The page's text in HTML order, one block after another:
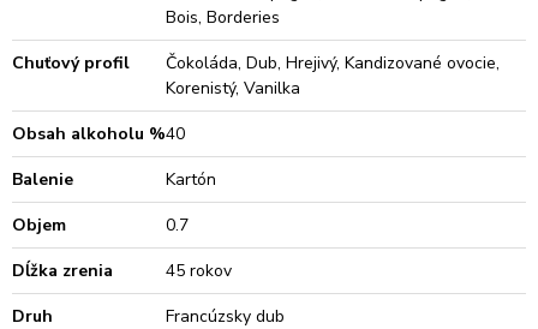
Bois, Borderies
Chuťový profil
Čokoláda, Dub, Hrejivý, Kandizované ovocie,
Korenistý, Vanilka
Obsah alkoholu %40
Balenie
Kartón
Objem
0.7
Dĺžka zrenia
45 rokov
Druh
Francúzsky dub